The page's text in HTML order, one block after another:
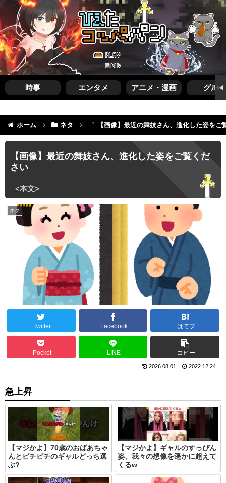
時事 エンタメ アニメ・漫画 グルメ
ホーム ネタ 【画像】最近の舞妓さん、進化した姿をご
【画像】最近の舞妓さん、進化した姿をご覧くだ
さい
ネタ
Twitter Facebook はてブ
Pocket LINE コピー
2026.08.01 2022.12.24
急上昇
【マジかよ】70歳のおばあちゃ
んとピチピチのギャルどっち選
ぶ?
【マジかよ】ギャルのすっぴん
姿、我々の想像を遥かに超えて
くるw